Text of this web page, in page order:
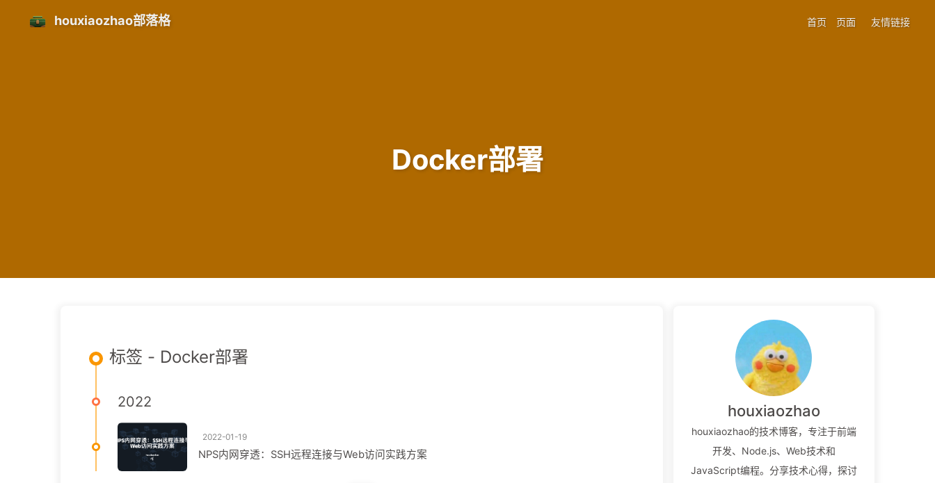
houxiaozhao部落格 首页 页面 友情链接
Docker部署
标签 - Docker部署
2022
2022-01-19
NPS内网穿透：SSH远程连接与Web访问实践方案
houxiaozhao
houxiaozhao的技术博客，专注于前端
开发、Node.js、Web技术和
JavaScript编程。分享技术心得，探讨